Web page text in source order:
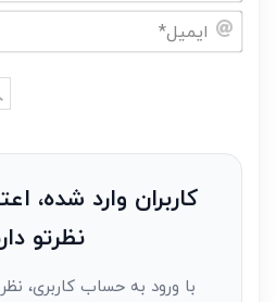
نام
خود
نظر
کاربران وارد شده،
نظرتو
با ورود به حساب کاربری،